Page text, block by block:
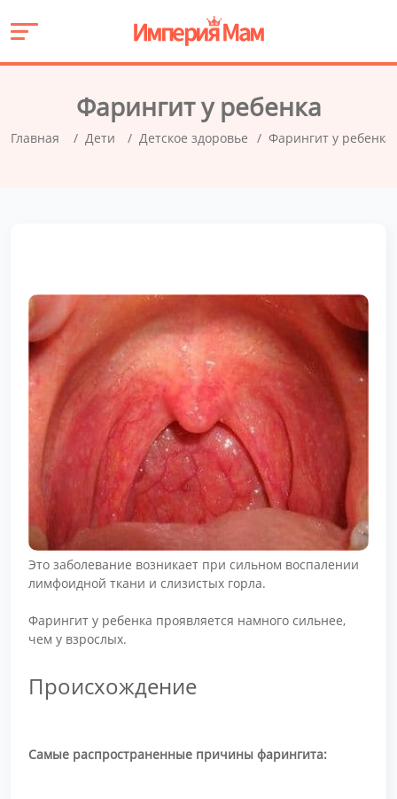
Фарингит у ребенка
Главная Дети Детское здоровье Фарингит у ребенка
Это заболевание возникает при сильном воспалении
лимфоидной ткани и слизистых горла.
Фарингит у ребенка проявляется намного сильнее,
чем у взрослых.
Происхождение
Самые распространенные причины фарингита: